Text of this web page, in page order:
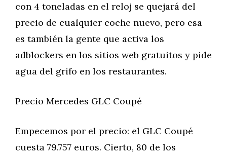
con 4 toneladas en el reloj se quejará del
precio de cualquier coche nuevo, pero esa
es también la gente que activa los
adblockers en los sitios web gratuitos y pide
agua del grifo en los restaurantes.
Precio Mercedes GLC Coupé
Empecemos por el precio: el GLC Coupé
cuesta 79.757 euros. Cierto, 80 de los